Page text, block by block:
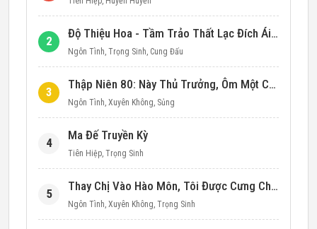
2
Độ Thiệu Hoa - Tầm Trảo Thất Lạc Đích Ái Tình
Ngôn Tình, Trọng Sinh, Cung Đấu
3
Thập Niên 80: Này Thủ Trưởng, Ôm Một Cái Đi!
Ngôn Tình, Xuyên Không, Sủng
4
Ma Đế Truyền Kỳ
Tiên Hiệp, Trọng Sinh
5
Thay Chị Vào Hào Môn, Tôi Được Cưng Chiều Hết Mực (Thập Niên 90)
Ngôn Tình, Xuyên Không, Trọng Sinh